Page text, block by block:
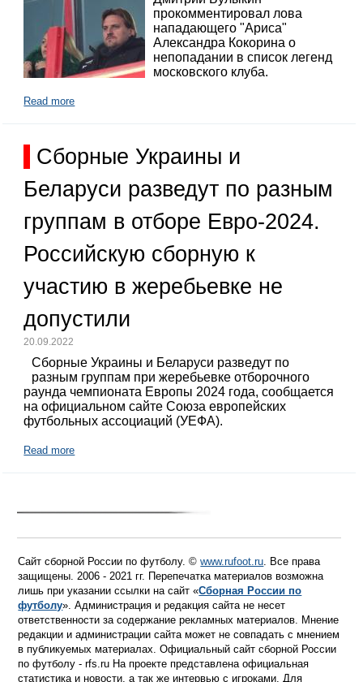
прокомментировал лова
нападающего "Ариса"
Александра Кокорина о
непопадании в список легенд
московского клуба.
Read more
Сборные Украины и
Беларуси разведут по разным
группам в отборе Евро-2024.
Российскую сборную к
участию в жеребьевке не
допустили
20.09.2022
Сборные Украины и Беларуси разведут по
разным группам при жеребьевке отборочного
раунда чемпионата Европы 2024 года, сообщается
на официальном сайте Союза европейских
футбольных ассоциаций (УЕФА).
Read more
Сайт сборной России по футболу. ©www.rufoot.ru. Все права
защищены. 2006 - 2021 гг. Перепечатка материалов возможна
лишь при указании ссылки на сайт «Сборная России по
футболу». Администрация и редакция сайта не несет
ответственности за содержание рекламных материалов. Мнение
редакции и администрации сайта может не совпадать с мнением
в публикуемых материалах. Официальный сайт сборной России
по футболу - rfs.ru На проекте представлена официальная
статистика и новости, а так же интервью с игроками. Для